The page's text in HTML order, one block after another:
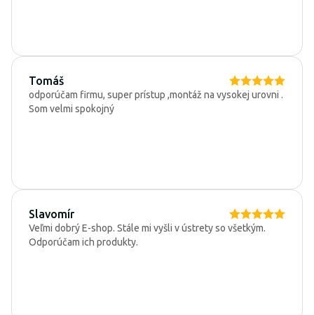
Tomáš
odporúčam firmu, super prístup ,montáž na vysokej urovni .
Som velmi spokojný
Slavomír
Veľmi dobrý E-shop. Stále mi vyšli v ústrety so všetkým.
Odporúčam ich produkty.